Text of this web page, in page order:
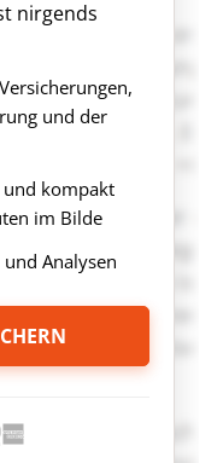
nirgends
und der
und kompakt
im Bilde
Analysen